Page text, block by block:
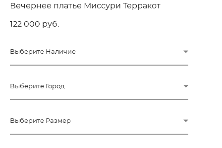
Вечернее платье Миссури Терракот
122 000 pуб.
Выберите Наличие
Выберите Город
Выберите Размер